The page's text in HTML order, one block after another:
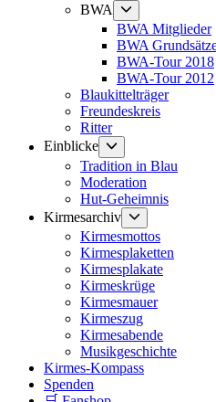
BWA
anzeigen
BWA Mitglieder
BWA
BWA-Tour 2018
BWA-Tour 2012
Blaukittelträger
Freundeskreis
Ritter
Einblicke
Untermenü
anzeigen
Tradition in Blau
Moderation
Hut-Geheimnis
Kirmesarchiv
anzeigen
Kirmesmottos
Kirmesplaketten
Kirmesplakate
Kirmeskrüge
Kirmesmauer
Kirmeszug
Kirmesabende
Musikgeschichte
Kirmes-Kompass
Spenden